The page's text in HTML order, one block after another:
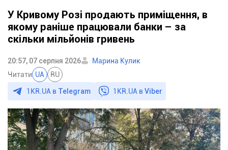
У Кривому Розі продають приміщення, в
якому раніше працювали банки – за
скільки мільйонів гривень
20:57, 07 серпня 2026
Марина Кулик
Читати UA RU
1KR.UA в Telegram 1KR.UA вViber